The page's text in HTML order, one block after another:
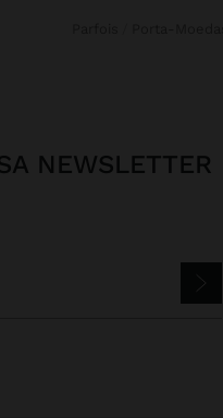
NEWSLETTER